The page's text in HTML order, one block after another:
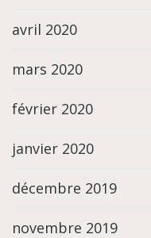
avril 2020
mars 2020
février 2020
janvier 2020
décembre 2019
novembre 2019